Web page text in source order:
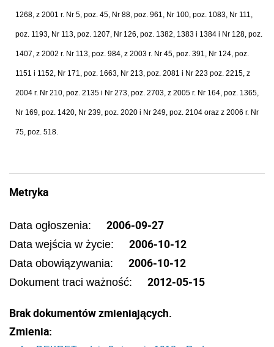
1268, z 2001 r. Nr 5, poz. 45, Nr 88, poz. 961, Nr 100, poz. 1083, Nr 111,
poz. 1193, Nr 113, poz. 1207, Nr 126, poz. 1382, 1383 i 1384 i Nr 128, poz.
1407, z 2002 r. Nr 113, poz. 984, z 2003 r. Nr 45, poz. 391, Nr 124, poz.
1151 i 1152, Nr 171, poz. 1663, Nr 213, poz. 2081 i Nr 223 poz. 2215, z
2004 r. Nr 210, poz. 2135 i Nr 273, poz. 2703, z 2005 r. Nr 164, poz. 1365,
Nr 169, poz. 1420, Nr 239, poz. 2020 i Nr 249, poz. 2104 oraz z 2006 r. Nr
75, poz. 518.
Metryka
Data ogłoszenia: 2006-09-27
Data wejścia w życie: 2006-10-12
Data obowiązywania: 2006-10-12
Dokument traci ważność: 2012-05-15
Brak dokumentów zmieniających.
Zmienia: